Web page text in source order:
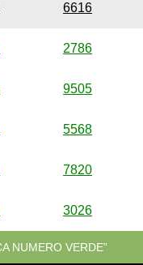
6616
2786
9505
5568
7820
3026
NUMERO VERDE”